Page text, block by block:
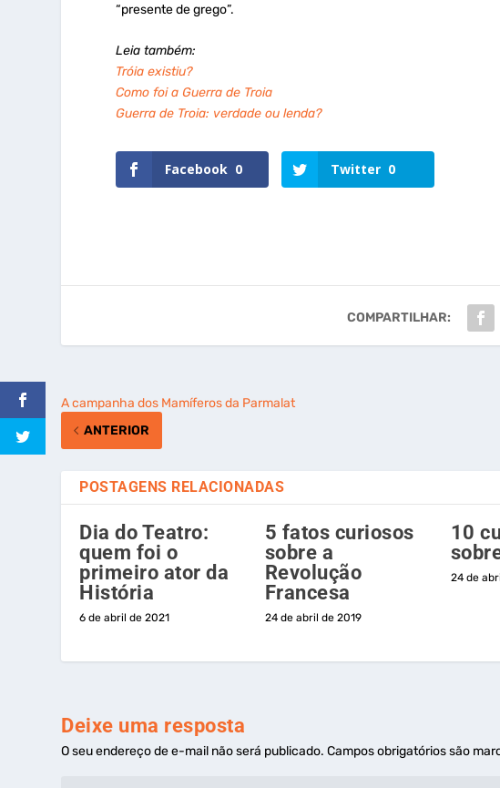
“presente de grego”.
Leia também:
Tróia existiu?
Como foi a Guerra de Troia
Guerra de Troia: verdade ou lenda?
Facebook 0 Twitter 0
COMPARTILHAR:
A campanha dos Mamíferos da Parmalat
ANTERIOR
POSTAGENS RELACIONADAS
Dia do Teatro:
quem foi o
primeiro ator da
História
6 de abril de 2021
5 fatos curiosos
sobre a
Revolução
Francesa
24 de abril de 2019
10
24 de
Deixe uma resposta
O seu endereço de e-mail não será publicado. Campos obrigatórios são